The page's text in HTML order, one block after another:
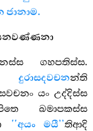
ජානාම.
ගහපතිස්ස.
දුරාසදවචනන්ති
යං උද්දිස්ස
ඛමාපකස්ස
‘‘අයං මයී’’තිආදි